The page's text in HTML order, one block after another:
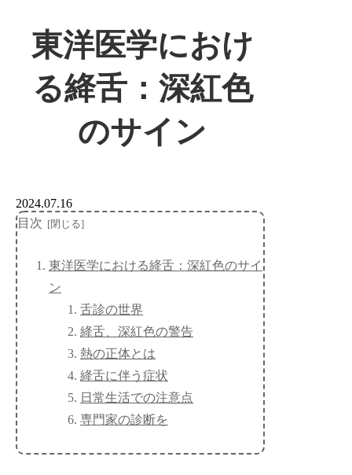
東洋医学におけ
る絳舌：深紅色
のサイン
2024.07.16
目次
東洋医学における絳舌：深紅色のサイ
ン
舌診の世界
絳舌、深紅色の警告
熱の正体とは
絳舌に伴う症状
日常生活での注意点
専門家の診断を